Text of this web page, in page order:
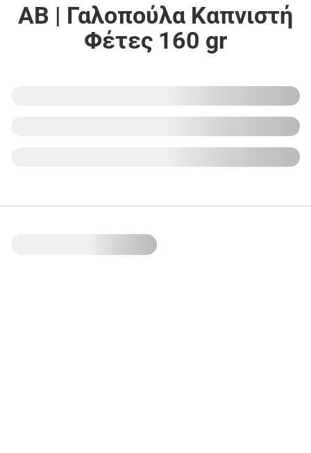
ΑΒ | Γαλοπούλα Καπνιστή
Φέτες 160 gr